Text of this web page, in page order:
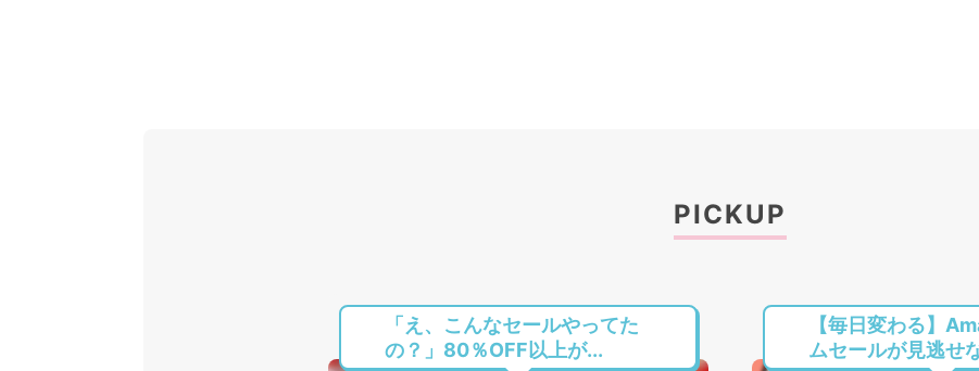
PICKUP
「え、こんなセールやってた
の？」80％OFF以上が...
【毎日変わる】
ムセールが見逃せ